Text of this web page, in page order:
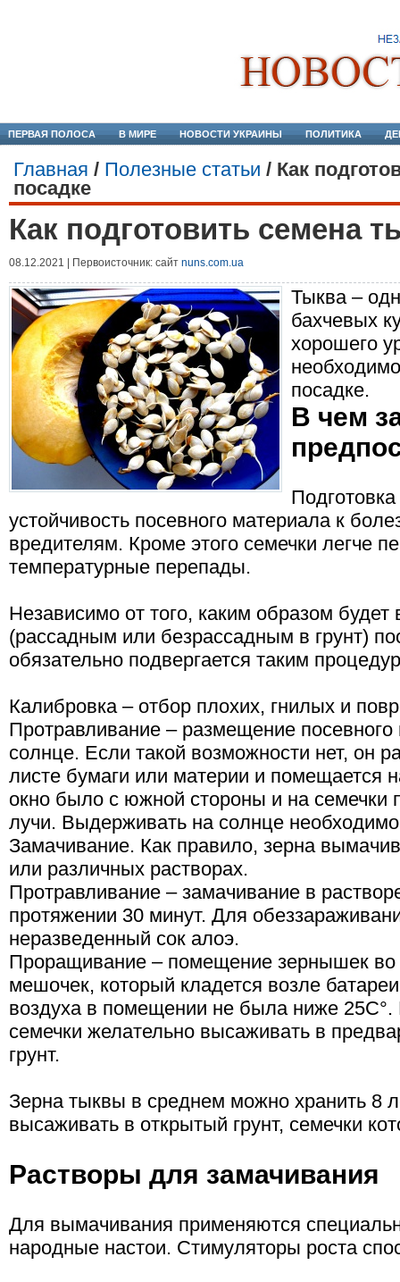
ПЕРВАЯ ПОЛОСА В МИРЕ НОВОСТИ УКРАИНЫ ПОЛИТИКА
Главная / Полезные статьи / Как
посадке
Как подготовить семена
08.12.2021 | Первоисточник: сайт nuns.com.ua
Тыква –
бахчевых
хорошего
посадке.
В чем
устойчивость посевного материала к
вредителям. Кроме этого семечки легче
температурные перепады.
Независимо от того, каким образом будет
(рассадным или безрассадным в грунт)
обязательно подвергается таким
Калибровка – отбор плохих, гнилых и
Протравливание – размещение
солнце. Если такой возможности нет, он
листе бумаги или материи и помещается
окно было с южной стороны и на
лучи. Выдерживать на солнце
Замачивание. Как правило, зерна
или различных растворах.
Протравливание – замачивание в
протяжении 30 минут. Для
неразведенный сок алоэ.
Проращивание – помещение зернышек
мешочек, который кладется возле
воздуха в помещении не была ниже 25С°.
семечки желательно высаживать в
грунт.
Зерна тыквы в среднем можно хранить 8
высаживать в открытый грунт, семечки
Растворы для замачивания
Для вымачивания применяются
народные настои. Стимуляторы роста